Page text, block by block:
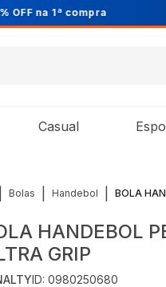
OFF na 1ª compra
Casual
Bolas Handebol BOLA
HANDEBOL
GRIP
ID:0980250680